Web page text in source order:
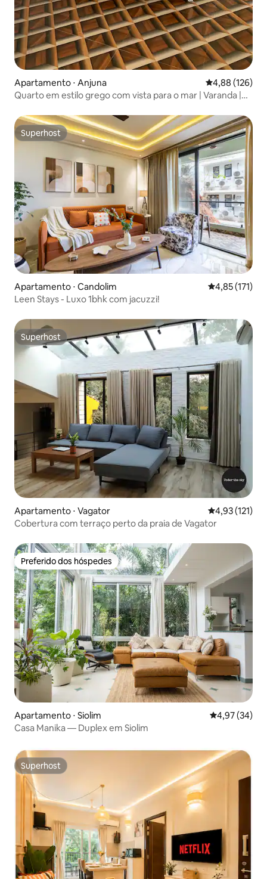
Apartamento ⋅ Anjuna 4,88 de uma
4,88 (126)
Quarto em estilo grego com vista para o mar | Varanda |
Superhost
Superhost
Apartamento ⋅ Candolim 4,85 de uma
4,85 (171)
Leen Stays - Luxo 1bhk com jacuzzi!
Superhost
Superhost
Apartamento ⋅ Vagator 4,93 de uma
4,93 (121)
Cobertura com terraço perto da praia de Vagator
Preferido dos hóspedes
Preferido dos hóspedes
Apartamento ⋅ Siolim 4,97 de uma
4,97 (34)
Casa Manika — Duplex em Siolim
Superhost
Superhost